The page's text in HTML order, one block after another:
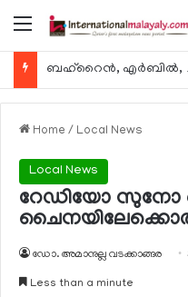
Menu
Home / Local News
Local News
റേഡിയോ സുനോ
ഡോ. അമാനുല്ല വടക്കാങ്ങര
Less than a minute